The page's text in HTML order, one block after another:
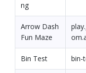
ng
Arrow Dash
Fun Maze
Bin Test bin-